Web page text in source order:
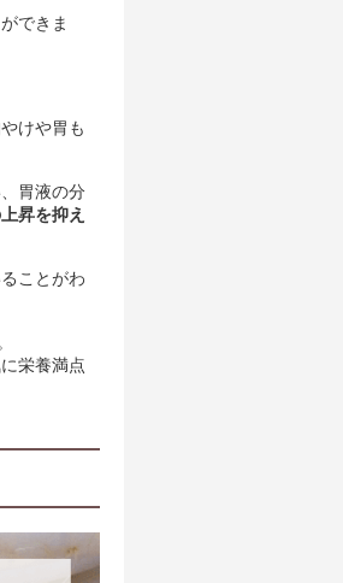
できま
けや胃も
胃液の分
昇を抑え
ことがわ
栄養満点